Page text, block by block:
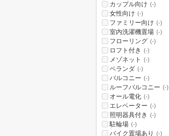
カップル向け (-)
女性向け (-)
ファミリー向け (-)
室内洗濯機置場 (-)
フローリング (-)
ロフト付き (-)
メゾネット (-)
ベランダ (-)
バルコニー (-)
ルーフバルコニー (-)
オール電化 (-)
エレベーター (-)
照明器具付き (-)
駐輪場 (-)
バイク置場あり (-)